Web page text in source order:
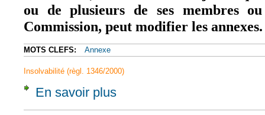
ou de plusieurs de ses membres
Commission, peut modifier les annexes.
MOTS CLEFS: Annexe
Insolvabilité (règl. 1346/2000)
En savoir plus